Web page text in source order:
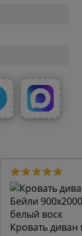
Кровать